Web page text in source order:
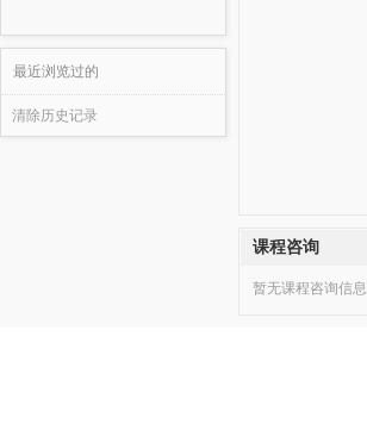
最近浏览过的
清除历史记录
课程咨询
暂无课程咨询信息